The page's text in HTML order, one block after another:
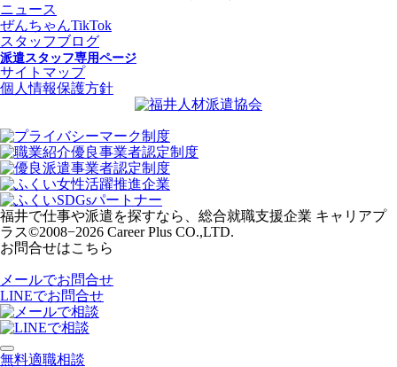
ニュース
ぜんちゃんTikTok
スタッフブログ
派遣スタッフ専用ページ
サイトマップ
個人情報保護方針
福井で仕事や派遣を探すなら、総合就職支援企業 キャリアプ
ラス©2008−2026 Career Plus CO.,LTD.
お問合せはこちら
メールでお問合せ
LINEでお問合せ
無料適職相談